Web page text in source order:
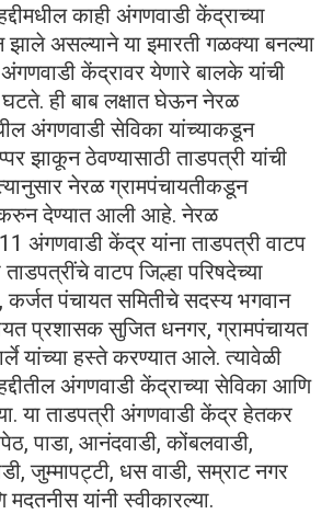
काही अंगणवाडी केंद्राच्या
झाले असल्याने या इमारती गळक्या बनल्या
केंद्रावर येणारे बालके यांची
ही बाब लक्षात घेऊन नेरळ
अंगणवाडी सेविका यांच्याकडून
झाकून ठेवण्यासाठी ताडपत्री यांची
नेरळ ग्रामपंचायतीकडून
देण्यात आली आहे. नेरळ
अंगणवाडी केंद्र यांना ताडपत्री वाटप
वाटप जिल्हा परिषदेच्या
कर्जत पंचायत समितीचे सदस्य भगवान
प्रशासक सुजित धनगर, ग्रामपंचायत
यांच्या हस्ते करण्यात आले. त्यावेळी
अंगणवाडी केंद्राच्या सेविका आणि
या ताडपत्री अंगणवाडी केंद्र हेतकर
पाडा, आनंदवाडी, कोंबलवाडी,
जुम्मापट्टी, धस वाडी, सम्राट नगर
यांनी स्वीकारल्या.